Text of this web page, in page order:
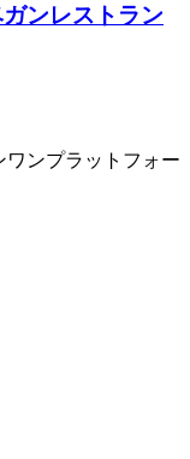
ンレストラン
ワンプラットフォー